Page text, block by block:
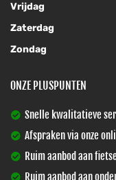
Vrijdag
Zaterdag
Zondag
ONZE PLUSPUNTEN
Snelle kwalitatieve
Afspraken via onze
Ruim aanbod aan
Ruim aanbod aan